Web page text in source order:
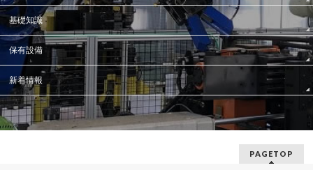
基礎知識
保有設備
新着情報
PAGETOP